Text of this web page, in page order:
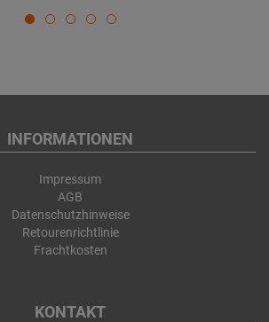
INFORMATIONEN
Impressum
AGB
Datenschutzhinweise
Retourenrichtlinie
Frachtkosten
KONTAKT